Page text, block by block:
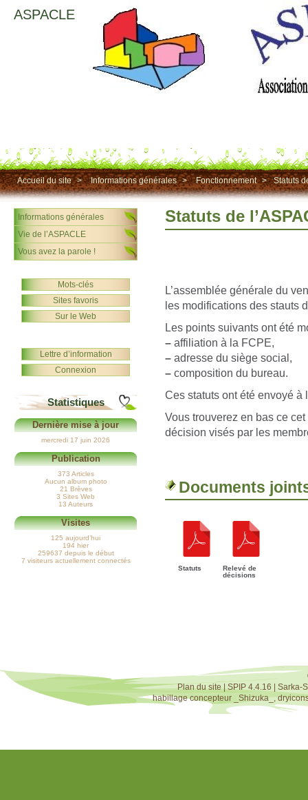
ASPACLE
Accueil du site > Informations générales > Fonctionnement > Statuts
Statuts de
L’assemblée générale du
les modifications des stauts
Les points suivants ont été
– affiliation à la FCPE,
– adresse du siège social,
– composition du bureau.
Ces statuts ont été envoyé à
Vous trouverez en bas ce
décision visés par les
Documents
Statuts
Relevé de
décisions
Informations générales
Vie de l’ASPACLE
Vous avez la parole !
Mots-clés
Sites favoris
Sur le Web
Lettre d’information
Connexion
Statistiques
Dernière mise à jour
mercredi 17 juin 2026
Publication
373 Articles
Aucun album photo
21 Brèves
3 Sites Web
13 Auteurs
Visites
125 aujourd’hui
194 hier
259637 depuis le début
7 visiteurs actuellement connectés
Plan du site|SPIP 4.4.16
Sarka-
habillage concepteur
_Shizuka_,